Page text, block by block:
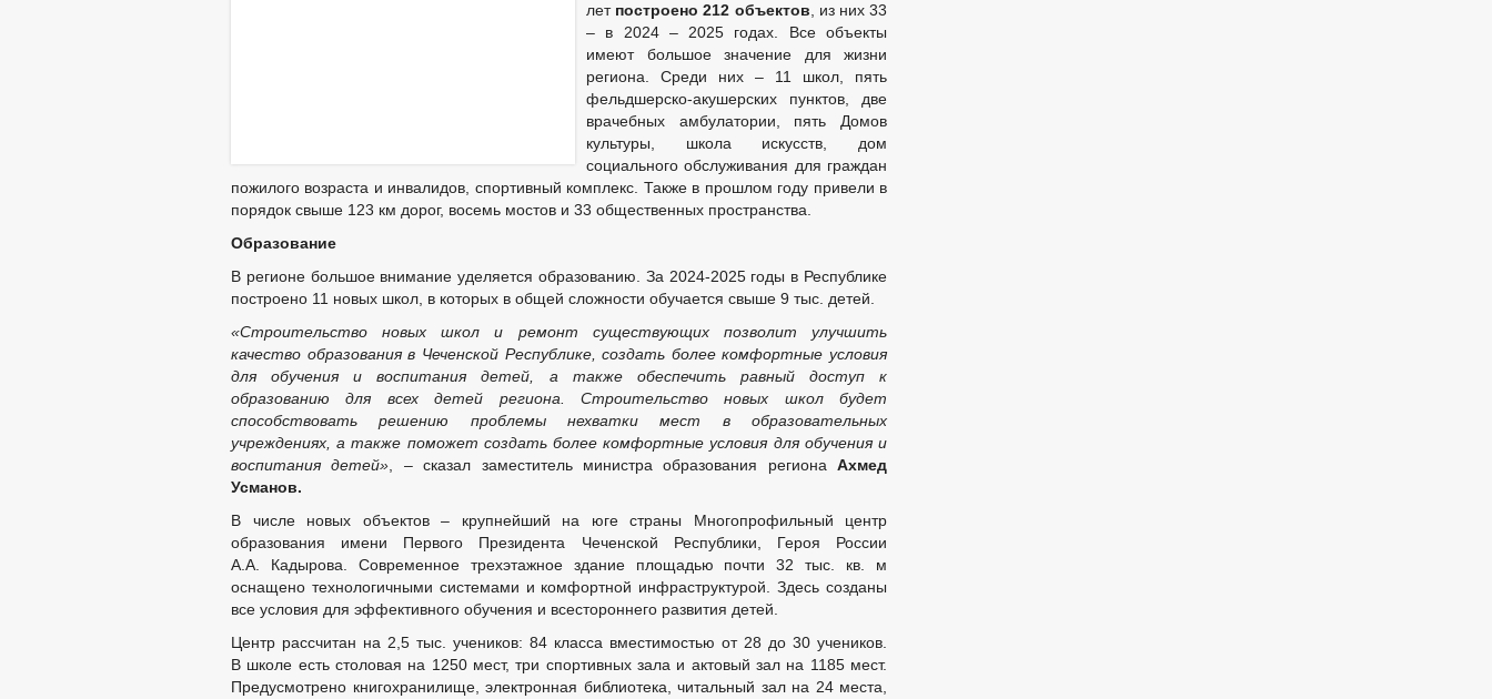
лет построено 212 объектов , из них 33
– в 2024 – 2025 годах. Все объекты
имеют большое значение для жизни
региона. Среди них – 11 школ, пять
фельдшерско-акушерских пунктов, две
врачебных амбулатории, пять Домов
культуры, школа искусств, дом
социального обслуживания для граждан
пожилого возраста и инвалидов, спортивный комплекс. Также в прошлом году привели в
порядок свыше 123 км дорог, восемь мостов и 33 общественных пространства.
Образование
В регионе большое внимание уделяется образованию. За 2024-2025 годы в Республике
построено 11 новых школ, в которых в общей сложности обучается свыше 9 тыс. детей.
«Строительство новых школ и ремонт существующих позволит улучшить
качество образования в Чеченской Республике, создать более комфортные условия
для обучения и воспитания детей, а также обеспечить равный доступ к
образованию для всех детей региона. Строительство новых школ будет
способствовать решению проблемы нехватки мест в образовательных
учреждениях, а также поможет создать более комфортные условия для обучения и
воспитания детей» , – сказал заместитель министра образования региона Ахмед
Усманов.
В числе новых объектов – крупнейший на юге страны Многопрофильный центр
образования имени Первого Президента Чеченской Республики, Героя России
А.А. Кадырова. Современное трехэтажное здание площадью почти 32 тыс. кв. м
оснащено технологичными системами и комфортной инфраструктурой. Здесь созданы
все условия для эффективного обучения и всестороннего развития детей.
Центр рассчитан на 2,5 тыс. учеников: 84 класса вместимостью от 28 до 30 учеников.
В школе есть столовая на 1250 мест, три спортивных зала и актовый зал на 1185 мест.
Предусмотрено книгохранилище, электронная библиотека, читальный зал на 24 места,